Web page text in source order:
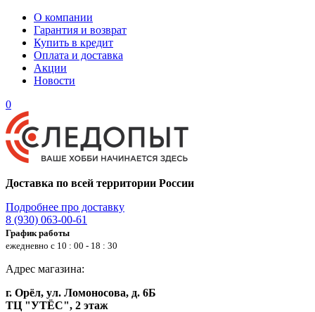
О компании
Гарантия и возврат
Купить в кредит
Оплата и доставка
Акции
Новости
0
Доставка по всей территории России
Подробнее про доставку
8 (930) 063-00-61
График работы
ежедневно с 10 : 00 - 18 : 30
Адрес магазина:
г. Орёл, ул. Ломоносова, д. 6Б
ТЦ "УТЁС", 2 этаж